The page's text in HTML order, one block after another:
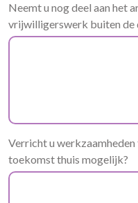
Neemt u nog deel aan het
vrijwilligerswerk buiten de
Verricht u
toekomst thuis mogelijk?